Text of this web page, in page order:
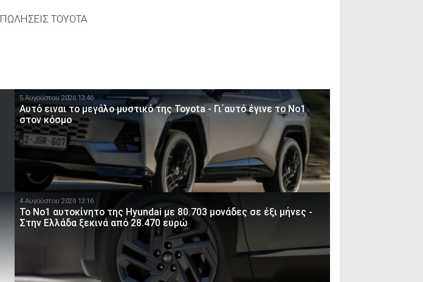
ΠΩΛΗΣΕΙΣ TOYOTA
5 Αυγούστου 2026 13:46
Αυτό ειναι τo μεγάλο μυστικό της Toyota - Γι΄αυτό έγινε το Νο1
στον κόσμο
4 Αυγούστου 2026 13:16
Το Νο1 αυτοκίνητο της Hyundai με 80.703 μονάδες σε έξι μήνες -
Στην Ελλάδα ξεκινά από 28.470 ευρώ